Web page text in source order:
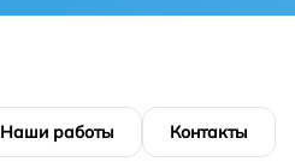
Наши работы Контакты